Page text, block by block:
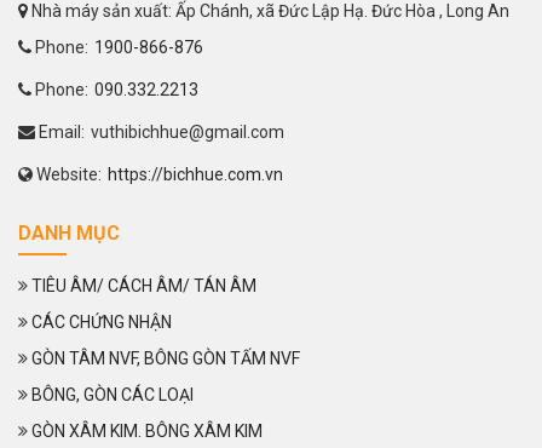
Nhà máy sản xuất: Ấp Chánh, xã Đức Lập Hạ. Đức Hòa , Long An
Phone: 1900-866-876
Phone: 090.332.2213
Email: vuthibichhue@gmail.com
Website: https://bichhue.com.vn
DANH MỤC
TIÊU ÂM/ CÁCH ÂM/ TÁN ÂM
CÁC CHỨNG NHẬN
GÒN TÂM NVF, BÔNG GÒN TẤM NVF
BÔNG, GÒN CÁC LOẠI
GÒN XÂM KIM. BÔNG XÂM KIM